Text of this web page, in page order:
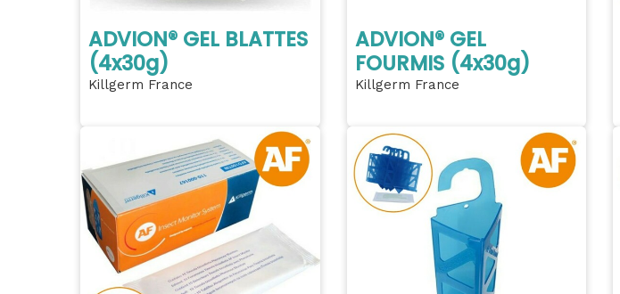
ADVION® GEL BLATTES
(4x30g)
Killgerm France
ADVION® GEL
FOURMIS (4x30g)
Killgerm France